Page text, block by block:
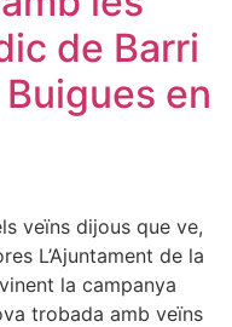
de Barri
en
veïns dijous que ve,
L’Ajuntament de la
la campanya
trobada amb veïns